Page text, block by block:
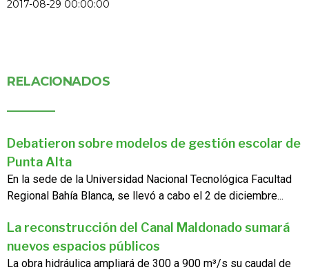
2017-08-29 00:00:00
RELACIONADOS
Debatieron sobre modelos de gestión escolar de
Punta Alta
En la sede de la Universidad Nacional Tecnológica Facultad
Regional Bahía Blanca, se llevó a cabo el 2 de diciembre...
La reconstrucción del Canal Maldonado sumará
nuevos espacios públicos
La obra hidráulica ampliará de 300 a 900 m³/s su caudal de